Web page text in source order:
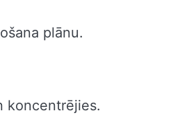
plānu.
koncentrējies.